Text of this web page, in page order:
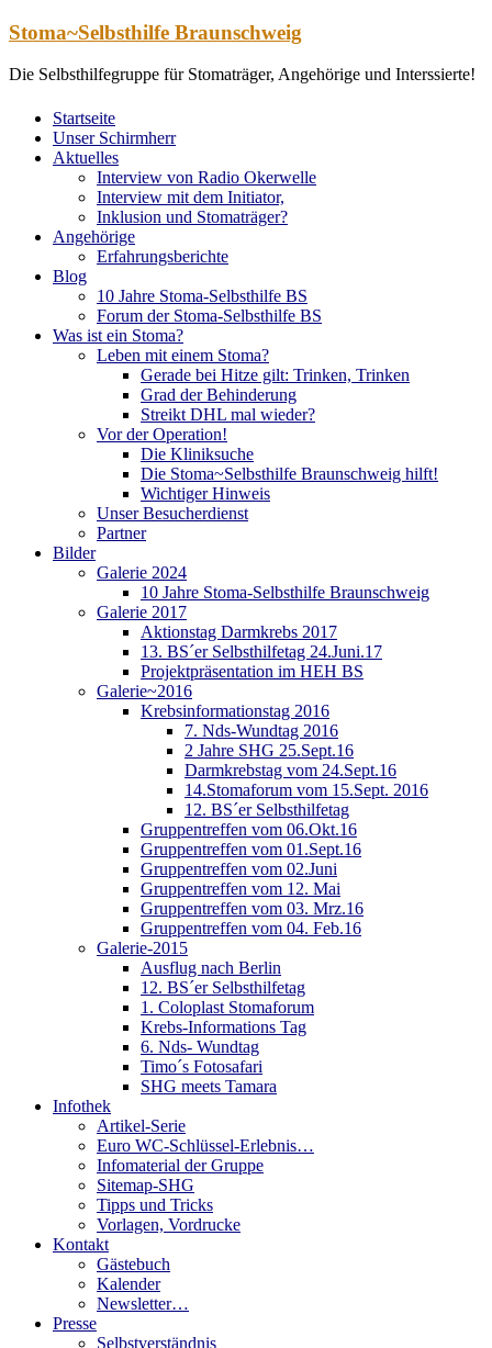
Zum
springen
Stoma~Selbsthilfe Braunschweig
Die Selbsthilfegruppe für Stomaträger, Angehörige und Interssierte!
Startseite
Unser Schirmherr
Aktuelles
Interview von Radio Okerwelle
Interview mit dem Initiator,
Inklusion und Stomaträger?
Angehörige
Erfahrungsberichte
Blog
10 Jahre Stoma-Selbsthilfe BS
Forum der Stoma-Selbsthilfe BS
Was ist ein Stoma?
Leben mit einem Stoma?
Gerade bei Hitze gilt: Trinken, Trinken
Grad der Behinderung
Streikt DHL mal wieder?
Vor der Operation!
Die Kliniksuche
Die Stoma~Selbsthilfe Braunschweig hilft!
Wichtiger Hinweis
Unser Besucherdienst
Partner
Bilder
Galerie 2024
10 Jahre Stoma-Selbsthilfe Braunschweig
Galerie 2017
Aktionstag Darmkrebs 2017
13. BS´er Selbsthilfetag 24.Juni.17
Projektpräsentation im HEH BS
Galerie~2016
Krebsinformationstag 2016
7. Nds-Wundtag 2016
2 Jahre SHG 25.Sept.16
Darmkrebstag vom 24.Sept.16
14.Stomaforum vom 15.Sept. 2016
12. BS´er Selbsthilfetag
Gruppentreffen vom 06.Okt.16
Gruppentreffen vom 01.Sept.16
Gruppentreffen vom 02.Juni
Gruppentreffen vom 12. Mai
Gruppentreffen vom 03. Mrz.16
Gruppentreffen vom 04. Feb.16
Galerie-2015
Ausflug nach Berlin
12. BS´er Selbsthilfetag
1. Coloplast Stomaforum
Krebs-Informations Tag
6. Nds- Wundtag
Timo´s Fotosafari
SHG meets Tamara
Infothek
Artikel-Serie
Euro WC-Schlüssel-Erlebnis…
Infomaterial der Gruppe
Sitemap-SHG
Tipps und Tricks
Vorlagen, Vordrucke
Kontakt
Gästebuch
Kalender
Newsletter…
Presse
Selbstverständnis